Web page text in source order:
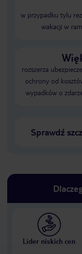
w przypadku tylu
wakacji w
rozszerza
ochrony od
wypadków o
Sprawdź
Lider niskich cen